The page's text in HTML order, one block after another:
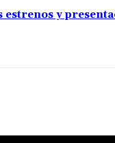
estrenos y